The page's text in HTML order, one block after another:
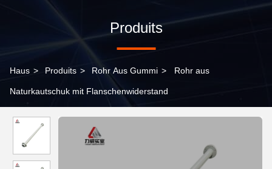
Produits
Haus > Produits > Rohr Aus Gummi > Rohr aus
Naturkautschuk mit Flanschenwiderstand